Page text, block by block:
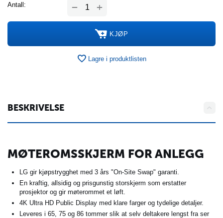
Antall: +
−
KJØP
Lagre i produktlisten
BESKRIVELSE
MØTEROMSSKJERM FOR ANLEGG
LG gir kjøpstrygghet med 3 års "On-Site Swap" garanti.
En kraftig, allsidig og prisgunstig storskjerm som erstatter
prosjektor og gir møterommet et løft.
4K Ultra HD Public Display med klare farger og tydelige detaljer.
Leveres i 65, 75 og 86 tommer slik at selv deltakere lengst fra ser